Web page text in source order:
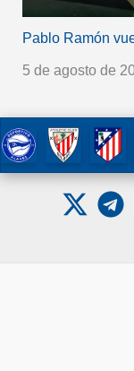
Pablo Ramón
5 de agosto de